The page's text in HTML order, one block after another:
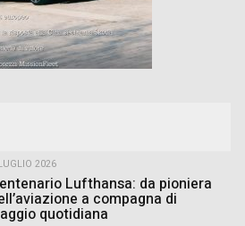
2026
Lufthansa: da pioniera
a compagna di
quotidiana